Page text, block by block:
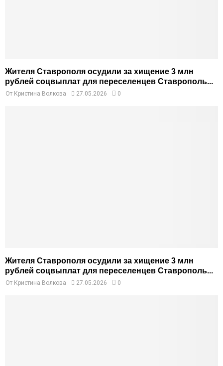
Жителя Ставрополя осудили за хищение 3 млн
рублей соцвыплат для переселенцев Ставрополь...
От Кристина Волкова 27.05.2026 0
Жителя Ставрополя осудили за хищение 3 млн
рублей соцвыплат для переселенцев Ставрополь...
От Кристина Волкова 27.05.2026 0